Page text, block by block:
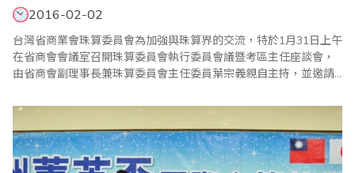
2016-02-02
台灣省商業會珠算委員會為加強與珠算界的交流，特於1月31日上午
在省商會會議室召開珠算委員會執行委員會議暨考區主任座談會，
由省商會副理事長兼珠算委員會主任委員葉宗義親自主持，並邀請
算心算聯合測試考區主任共同參與。 會中除報告珠算委員會104年
度珠算推廣工作外，也通過105年度各項重點工作，包括1年4次的
珠心算檢定（3/20、5/15、9..